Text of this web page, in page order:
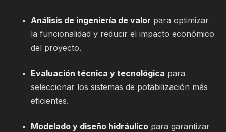
Análisis de ingeniería de valor para optimizar
la funcionalidad y reducir el impacto económico
del proyecto.
Evaluación técnica y tecnológica para
seleccionar los sistemas de potabilización más
eficientes.
Modelado y diseño hidráulico para garantizar